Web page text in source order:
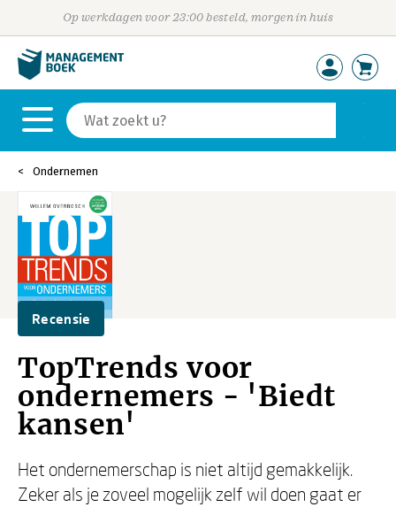
Op werkdagen voor 23:00 besteld, morgen in huis
Ondernemen
Recensie
TopTrends voor
ondernemers - 'Biedt
kansen'
Het ondernemerschap is niet altijd gemakkelijk.
Zeker als je zoveel mogelijk zelf wil doen gaat er